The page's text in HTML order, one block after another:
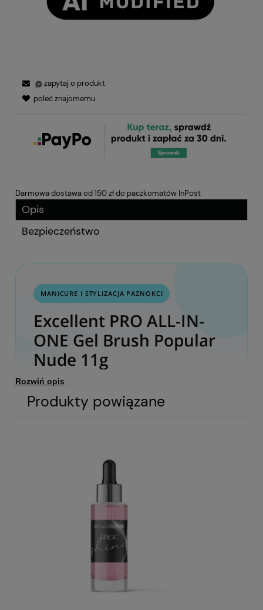
zapytaj o produkt
poleć znajomemu
Darmowa dostawa od 150 zł do paczkomatów InPost
Opis
Bezpieczeństwo
MANICURE I STYLIZACJA PAZNOKCI
Excellent PRO ALL-IN-
ONE Gel Brush Popular
Nude 11g
buteleczce umożliwia przedłużanie paznokci na tipsie lub
szablonie – w zakresie krótkich, średnich oraz długich
długości. Konsystencja „easy-flow” ułatwia szybkie
jest wyjątkowo komfortowe.
Dzięki właściwościom samopoziomującym żel równomiernie
rozkłada się na płytce, co pozwala wykonać stylizację
sprawnie i z minimalną koniecznością późniejszego
opracowania. Idealnie nadaje się również do utwardzania
naturalnej płytki, jej wyrównania oraz budowy. Produkt
doskonałą przyczepnością — w połączeniu z pełnym
systemem (Dehydrator, Bonder No Acid, Multifunction
Rozwiń opis
Produkty powiązane